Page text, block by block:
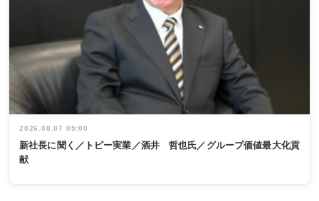
2026.08.07 05:00
新社長に聞く／トピー実業／酒井 哲也氏／グループ価値最大化貢
献